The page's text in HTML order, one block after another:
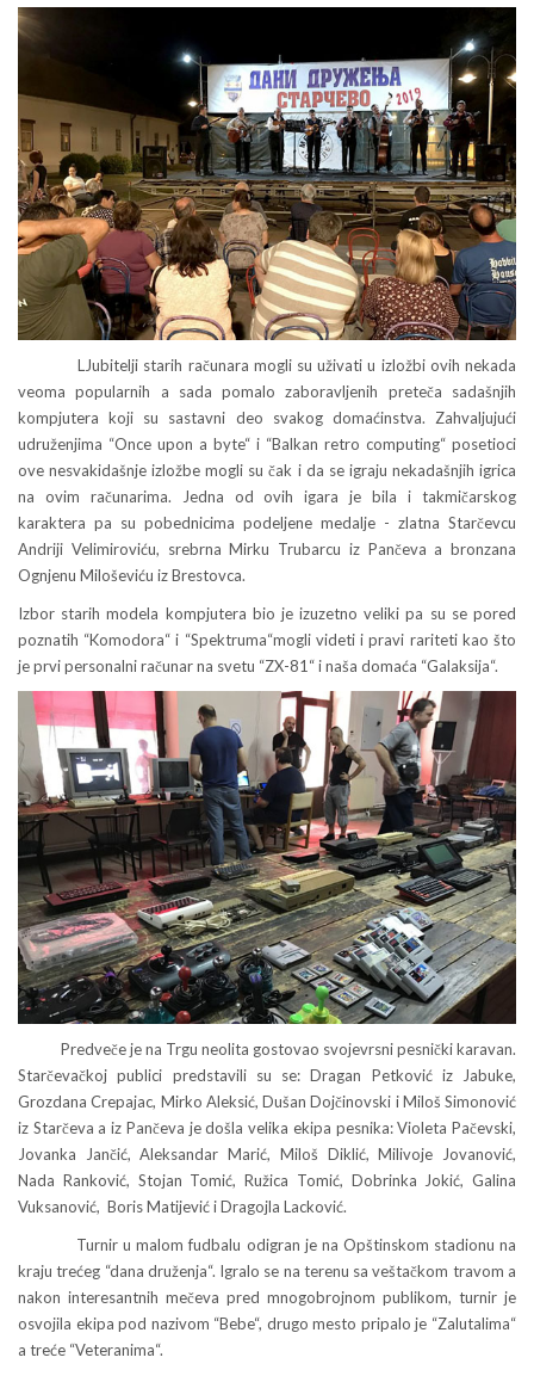
LJubitelji starih računara mogli su uživati u izložbi ovih nekada
veoma popularnih a sada pomalo zaboravljenih preteča sadašnjih
kompjutera koji su sastavni deo svakog domaćinstva. Zahvaljujući
udruženjima “Once upon a byte“ i “Balkan retro computing“ posetioci
ove nesvakidašnje izložbe mogli su čak i da se igraju nekadašnjih igrica
na ovim računarima. Jedna od ovih igara je bila i takmičarskog
karaktera pa su pobednicima podeljene medalje - zlatna Starčevcu
Andriji Velimiroviću, srebrna Mirku Trubarcu iz Pančeva a bronzana
Ognjenu Miloševiću iz Brestovca.
Izbor starih modela kompjutera bio je izuzetno veliki pa su se pored
poznatih “Komodora“ i “Spektruma“mogli videti i pravi rariteti kao što
je prvi personalni računar na svetu “ZX-81“ i naša domaća “Galaksija“.
Predveče je na Trgu neolita gostovao svojevrsni pesnički karavan.
Starčevačkoj publici predstavili su se: Dragan Petković iz Jabuke,
Grozdana Crepajac, Mirko Aleksić, Dušan Dojčinovski i Miloš Simonović
iz Starčeva a iz Pančeva je došla velika ekipa pesnika: Violeta Pačevski,
Jovanka Jančić, Aleksandar Marić, Miloš Diklić, Milivoje Jovanović,
Nada Ranković, Stojan Tomić, Ružica Tomić, Dobrinka Jokić, Galina
Vuksanović, Boris Matijević i Dragojla Lacković.
Turnir u malom fudbalu odigran je na Opštinskom stadionu na
kraju trećeg “dana druženja“. Igralo se na terenu sa veštačkom travom a
nakon interesantnih mečeva pred mnogobrojnom publikom, turnir je
osvojila ekipa pod nazivom “Bebe“, drugo mesto pripalo je “Zalutalima“
a treće “Veteranima“.